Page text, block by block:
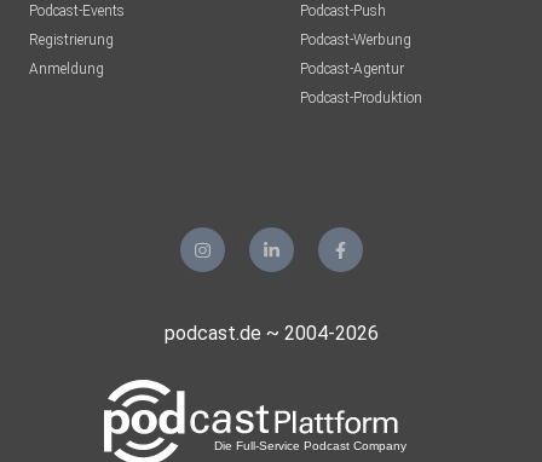
Podcast-Events
Registrierung
Anmeldung
Podcast-Push
Podcast-Werbung
Podcast-Agentur
Podcast-Produktion
podcast.de ~ 2004-2026